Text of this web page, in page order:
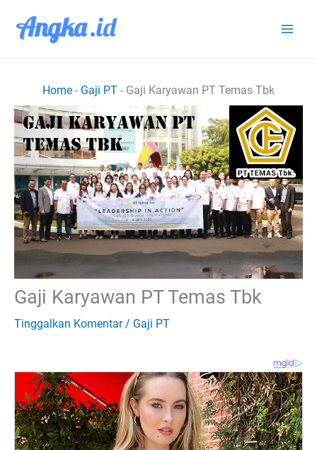
Home - Gaji PT - Gaji Karyawan PT Temas Tbk
Gaji Karyawan PT Temas Tbk
Tinggalkan Komentar / Gaji PT